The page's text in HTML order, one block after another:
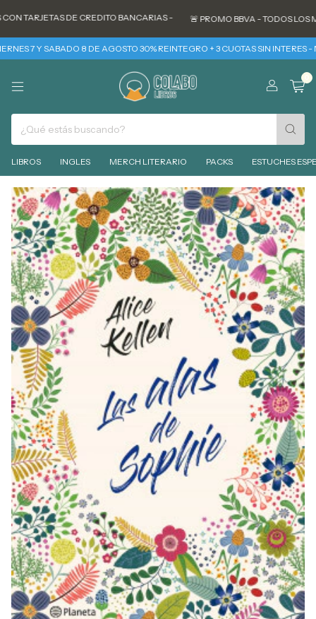
DE CREDITO BANCARIAS - 🚨 PROMO BBVA - TODOS LOS MARTES
8 DE AGOSTO 30% REINTEGRO + 3 CUOTAS SIN INTERES -
LIBROS INGLES MERCH LITERARIO PACKS ESTUCHES